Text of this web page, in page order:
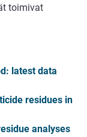
toimivat
latest data
residues in
analyses